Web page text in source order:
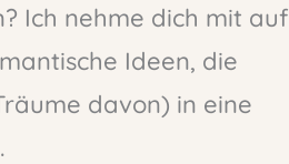
Ich nehme dich mit auf
Ideen, die
davon) in eine